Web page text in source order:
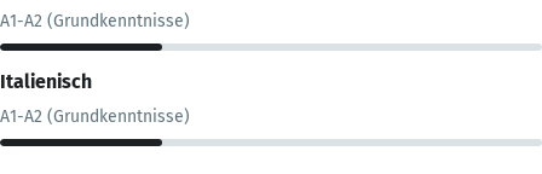
A1-A2 (Grundkenntnisse)
Italienisch
A1-A2 (Grundkenntnisse)